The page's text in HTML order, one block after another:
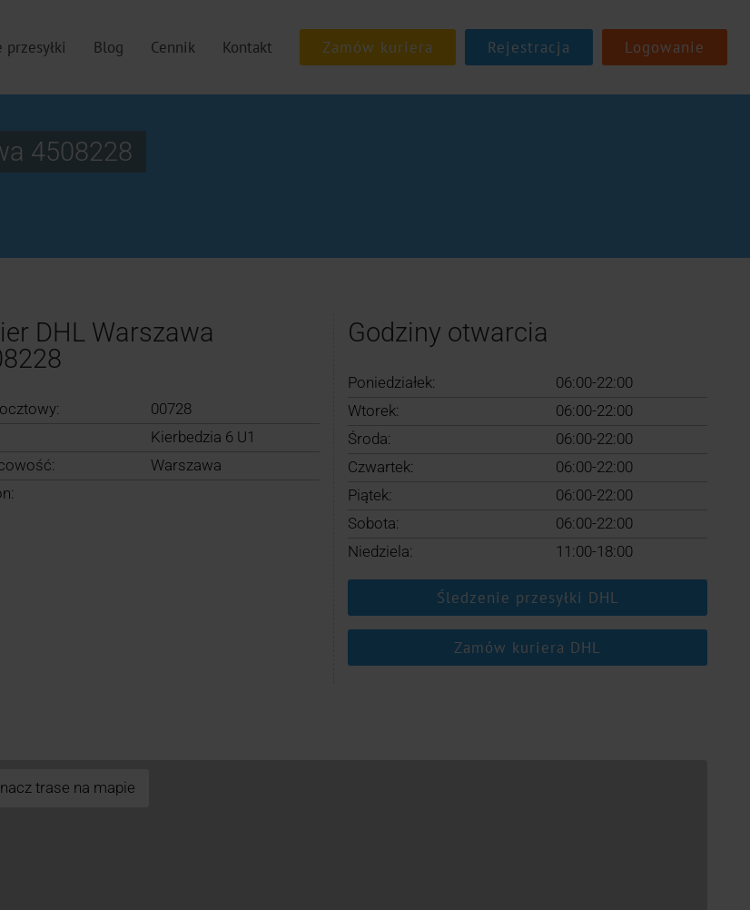
Blog Cennik Kontakt Rejestracja Logowanie
4508228
DHL Warszawa
00728
Kierbedzia 6 U1
Warszawa
Godziny otwarcia
Poniedziałek:
06:00-22:00
Wtorek:
06:00-22:00
Środa:
06:00-22:00
Czwartek:
06:00-22:00
Piątek:
06:00-22:00
Sobota:
06:00-22:00
Niedziela:
11:00-18:00
Śledzenie przesyłki DHL
Zamów kuriera DHL
trase na mapie